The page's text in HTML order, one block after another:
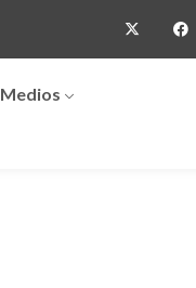
Medios